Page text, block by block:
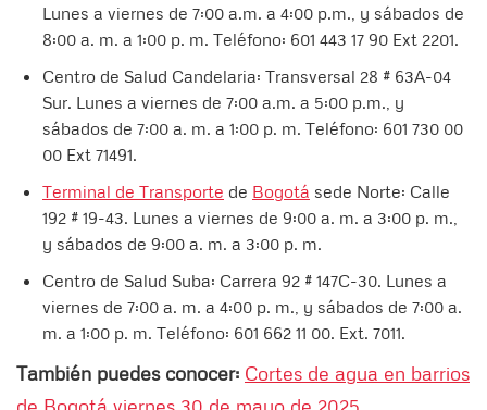
Lunes a viernes de 7:00 a.m. a 4:00 p.m., y sábados de
8:00 a. m. a 1:00 p. m. Teléfono: 601 443 17 90 Ext 2201.
Centro de Salud Candelaria: Transversal 28 # 63A-04
Sur. Lunes a viernes de 7:00 a.m. a 5:00 p.m., y
sábados de 7:00 a. m. a 1:00 p. m. Teléfono: 601 730 00
00 Ext 71491. ​
Terminal de Transporte de Bogotá sede Norte: Calle
192 # 19-43. Lunes a viernes de 9:00 a. m. a 3:00 p. m.,
y sábados de 9:00 a. m. a 3:00 p. m.
Centro de Salud Suba: Carrera 92 # 147C-30. Lunes a
viernes de 7:00 a. m. a 4:00 p. m., y sábados de 7:00 a.
m. a 1:00 p. m. Teléfono: 601 662 11 00. Ext. 7011.
También puedes conocer: Cortes de agua en barrios